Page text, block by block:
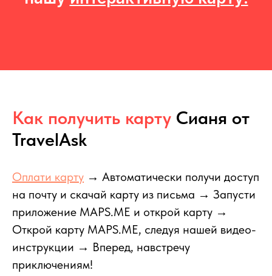
Как получить карту Сианя от
TravelAsk
Оплати карту → Автоматически получи доступ
на почту и скачай карту из письма → Запусти
приложение MAPS.ME и открой карту →
Открой карту MAPS.ME, следуя нашей видео-
инструкции → Вперед, навстречу
приключениям!